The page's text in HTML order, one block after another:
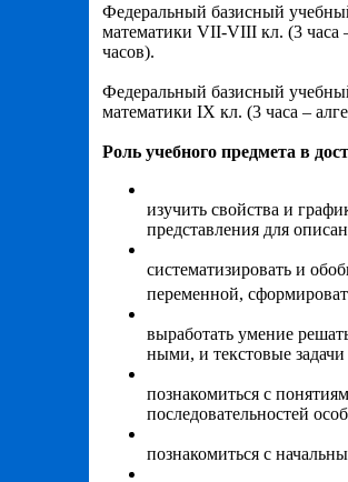
Федеральный базисный
математики VII-VIII кл. (3 часа
часов).
Федеральный базисный
математики IX кл. (3 часа –
Роль учебного предмета в
изучить свойства и
представления для
систематизировать и
переменной,
выработать умение
ными, и текстовые
познакомиться с
последовательностей
познакомиться с